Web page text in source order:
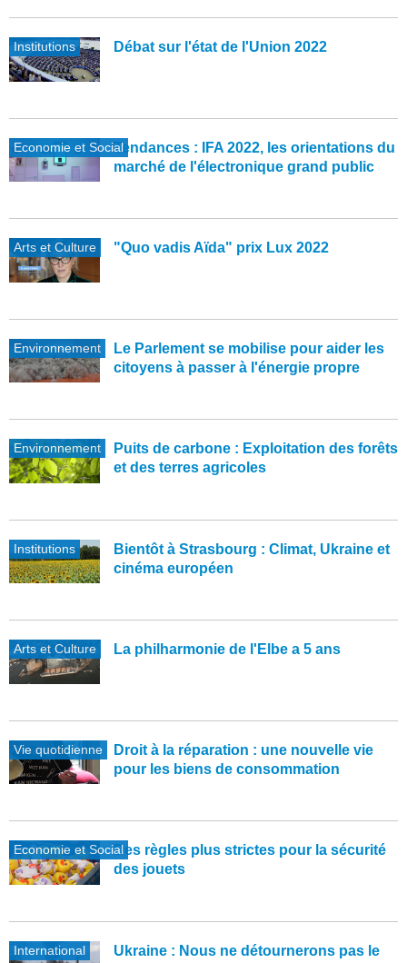
Institutions Débat sur l'état de l'Union 2022
Economie et SocialTendances : IFA 2022, les orientations du
marché de l'électronique grand public
Arts et Culture "Quo vadis Aïda" prix Lux 2022
Environnement
Le Parlement se mobilise pour aider les
citoyens à passer à l'énergie propre
Environnement
Puits de carbone : Exploitation des forêts
et des terres agricoles
Institutions
Bientôt à Strasbourg : Climat, Ukraine et
cinéma européen
Arts et Culture La philharmonie de l'Elbe a 5 ans
Vie quotidienne
Droit à la réparation : une nouvelle vie
pour les biens de consommation
Economie et SocialDes règles plus strictes pour la sécurité
des jouets
International
Ukraine : Nous ne détournerons pas le